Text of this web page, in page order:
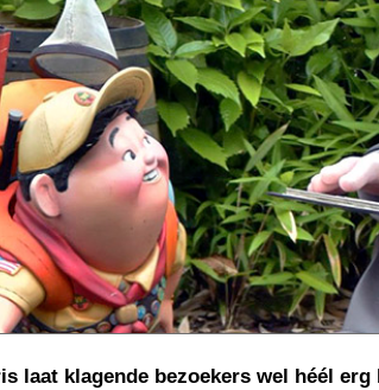
laat klagende bezoekers wel héél